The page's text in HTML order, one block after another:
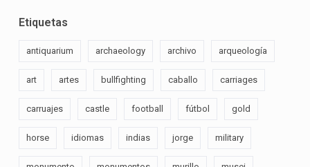
Etiquetas
antiquarium archaeology archivo arqueología
art artes bullfighting caballo carriages
carruajes castle football fútbol gold
horse idiomas indias jorge military